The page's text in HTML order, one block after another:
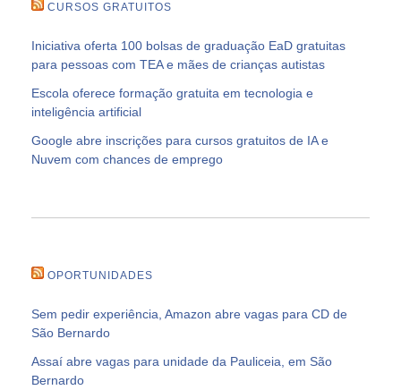
CURSOS GRATUITOS
Iniciativa oferta 100 bolsas de graduação EaD gratuitas
para pessoas com TEA e mães de crianças autistas
Escola oferece formação gratuita em tecnologia e
inteligência artificial
Google abre inscrições para cursos gratuitos de IA e
Nuvem com chances de emprego
OPORTUNIDADES
Sem pedir experiência, Amazon abre vagas para CD de
São Bernardo
Assaí abre vagas para unidade da Pauliceia, em São
Bernardo